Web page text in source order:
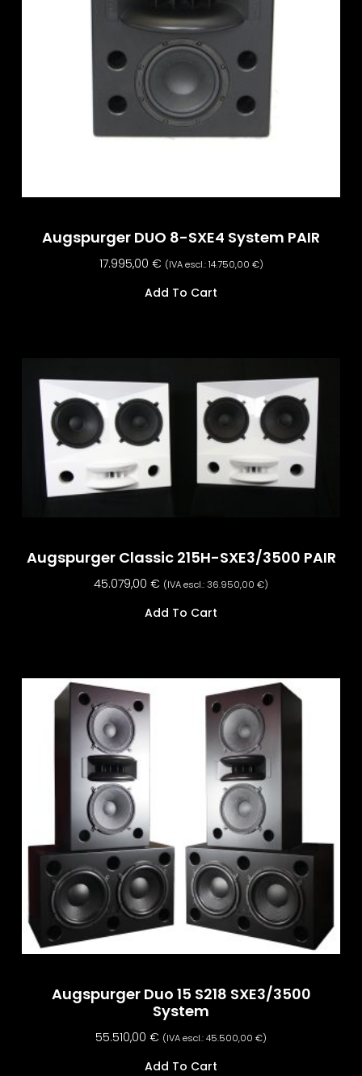
Augspurger DUO 8-SXE4 System PAIR
17.995,00 € (IVA escl.:14.750,00 €)
Add To Cart
Augspurger Classic 215H-SXE3/3500 PAIR
45.079,00 € (IVA escl.:36.950,00 €)
Add To Cart
Augspurger Duo 15 S218 SXE3/3500
System
55.510,00 € (IVA escl.:45.500,00 €)
Add To Cart